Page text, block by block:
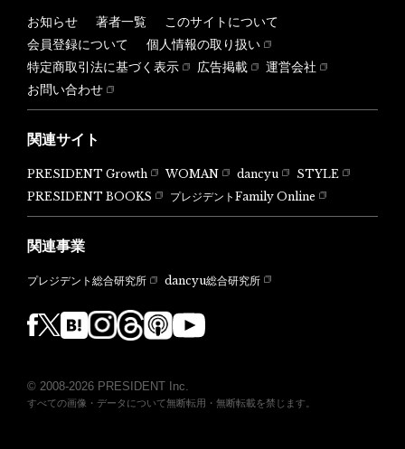
お知らせ 著者一覧
このサイトについて
会員登録について
個人情報の取り扱い
特定商取引法に基づく表示
広告掲載
運営会社
お問い合わせ
関連サイト
PRESIDENT Growth WOMAN dancyu
STYLE
PRESIDENT BOOKS
プレジデントFamily Online
関連事業
プレジデント総合研究所 dancyu総合研究所
© 2008-2026 PRESIDENT Inc.
すべての画像・データについて無断転用・無断転載を禁じます。